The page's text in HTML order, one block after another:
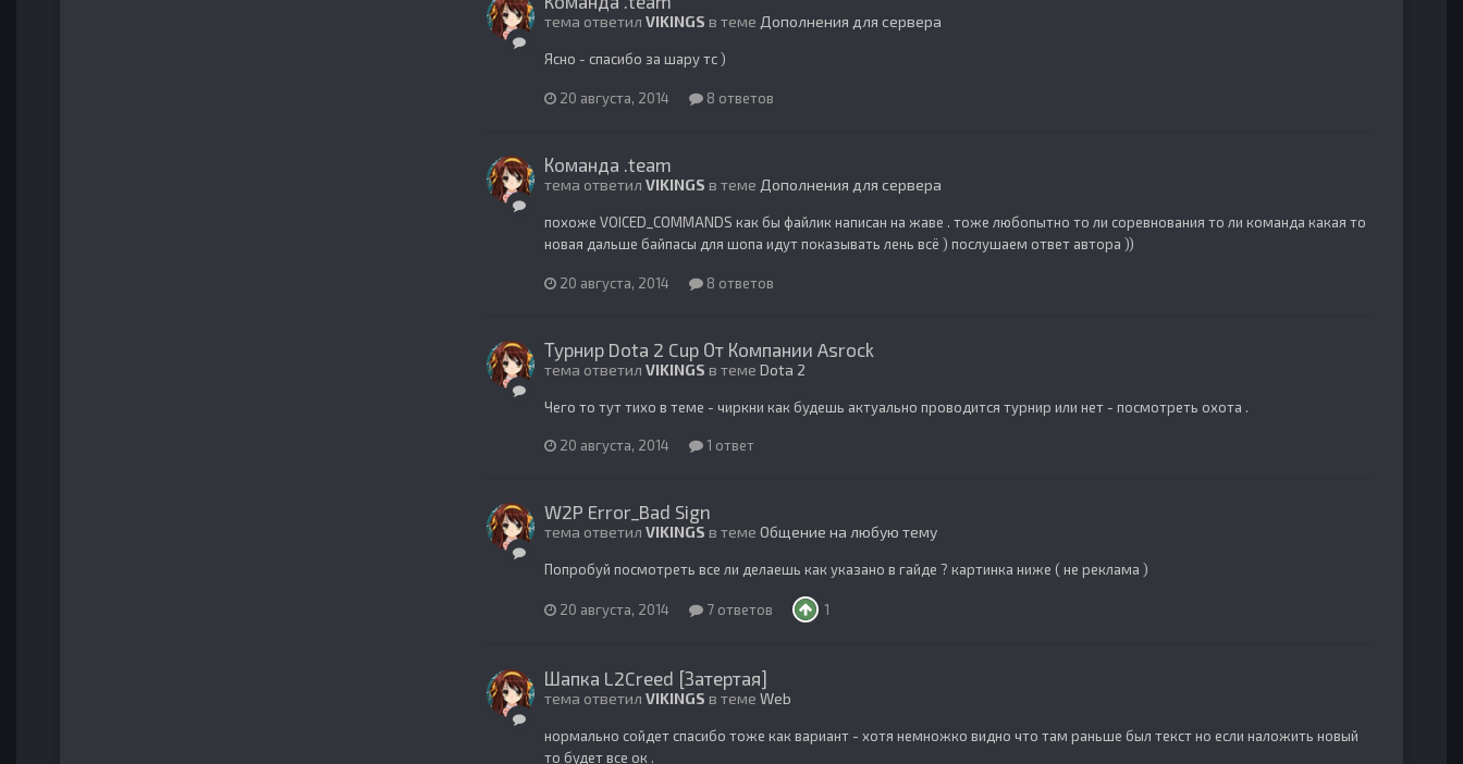
тема ответил VIKINGS в теме Дополнения для сервера
Ясно - спасибо за шару тс )
20 августа, 2014 8 ответов
Команда .team
тема ответил VIKINGS в теме Дополнения для сервера
похоже VOICED_COMMANDS как бы файлик написан на жаве . тоже любопытно то ли соревнования то ли команда какая то
новая дальше байпасы для шопа идут показывать лень всё ) послушаем ответ автора ))
20 августа, 2014 8 ответов
Турнир Dota 2 Cup От Компании Asrock
тема ответил VIKINGS в теме Dota 2
Чего то тут тихо в теме - чиркни как будешь актуально проводится турнир или нет - посмотреть охота .
20 августа, 2014 1 ответ
W2P Error_Bad Sign
тема ответил VIKINGS в теме Общение на любую тему
Попробуй посмотреть все ли делаешь как указано в гайде ? картинка ниже ( не реклама )
20 августа, 2014 7 ответов 1
Шапка L2Creed [Затертая]
тема ответил VIKINGS в теме Web
нормально сойдет спасибо тоже как вариант - хотя немножко видно что там раньше был текст но если наложить новый
то будет все ок .